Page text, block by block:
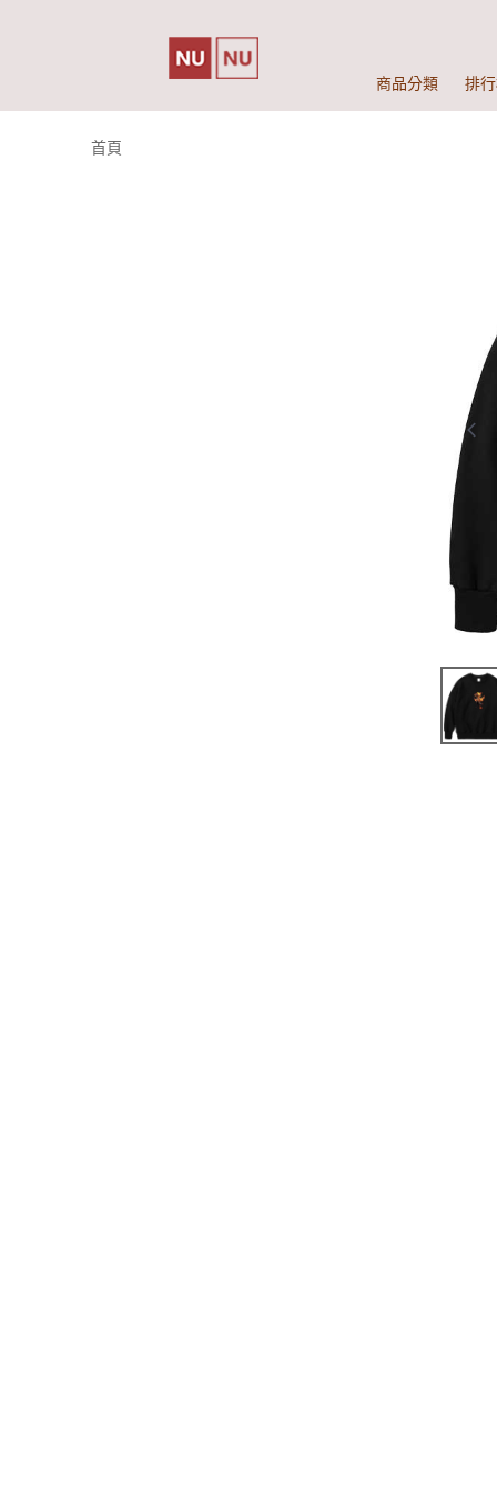
商品分類 排
首頁